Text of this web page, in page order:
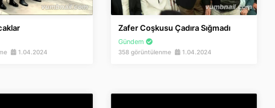
1.04.2024
Zafer Coşkusu Çadıra Sığmadı
Gündem
358 görüntülenme 1.04.2024